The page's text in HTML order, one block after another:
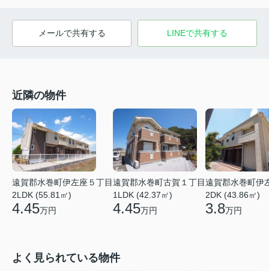
メールで共有する LINEで共有する
近隣の物件
遠賀郡水巻町伊左座５丁目
2LDK (55.81㎡)
4.45万円
遠賀郡水巻町古賀１丁目
1LDK (42.37㎡)
4.45万円
遠賀郡水巻町伊
2DK (43.86㎡)
3.8万円
よく見られている物件